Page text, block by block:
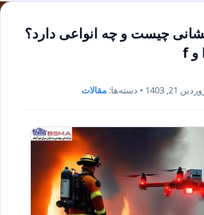
چیست و چه انواعی دارد؟
دسته‌ها: مقالات